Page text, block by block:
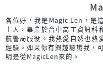
各位好，我是Magic Len，是
上人，畢業於台中高工資訊
航警局服役。我熱愛自然也熱
經驗。如果你有興趣認識我，
明是從MagicLen來的。